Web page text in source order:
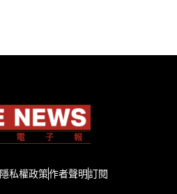
隱私權政策作者聲明訂閱